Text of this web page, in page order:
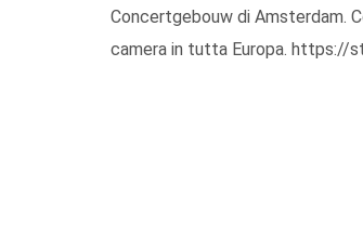
Concertgebouw di Amsterdam.
camera in tutta Europa. https://